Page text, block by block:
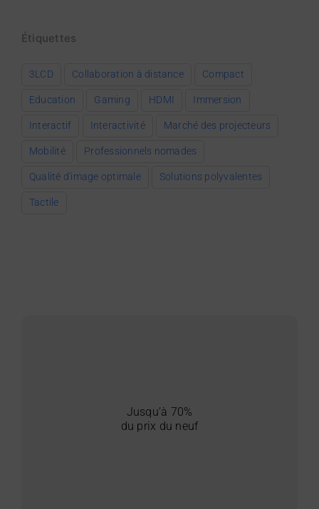
Étiquettes
3LCD Collaboration à distance Compact
Education Gaming HDMI Immersion
Interactif Interactivité Marché des projecteurs
Mobilité Professionnels nomades
Qualité d'image optimale Solutions polyvalentes
Tactile
Jusqu’à 70%
du prix du neuf